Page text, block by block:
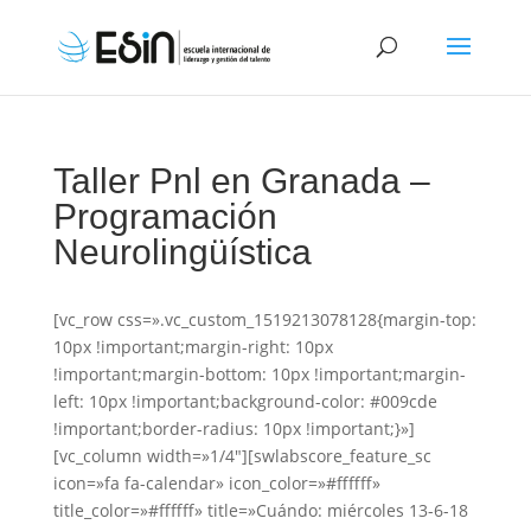
Taller Pnl en Granada –
Programación
Neurolingüística
[vc_row css=».vc_custom_1519213078128{margin-top:
10px !important;margin-right: 10px
!important;margin-bottom: 10px !important;margin-
left: 10px !important;background-color: #009cde
!important;border-radius: 10px !important;}»]
[vc_column width=»1/4″][swlabscore_feature_sc
icon=»fa fa-calendar» icon_color=»#ffffff»
title_color=»#ffffff» title=»Cuándo: miércoles 13-6-18